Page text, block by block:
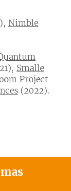
Nimble
Smalle
Project
(2022).